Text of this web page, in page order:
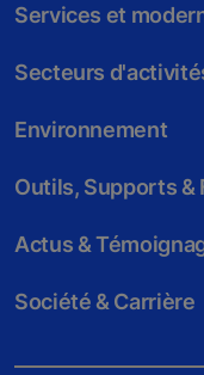
Services et
Secteurs
Environnement
Outils, Supports &
Actus &
Société & Carrière